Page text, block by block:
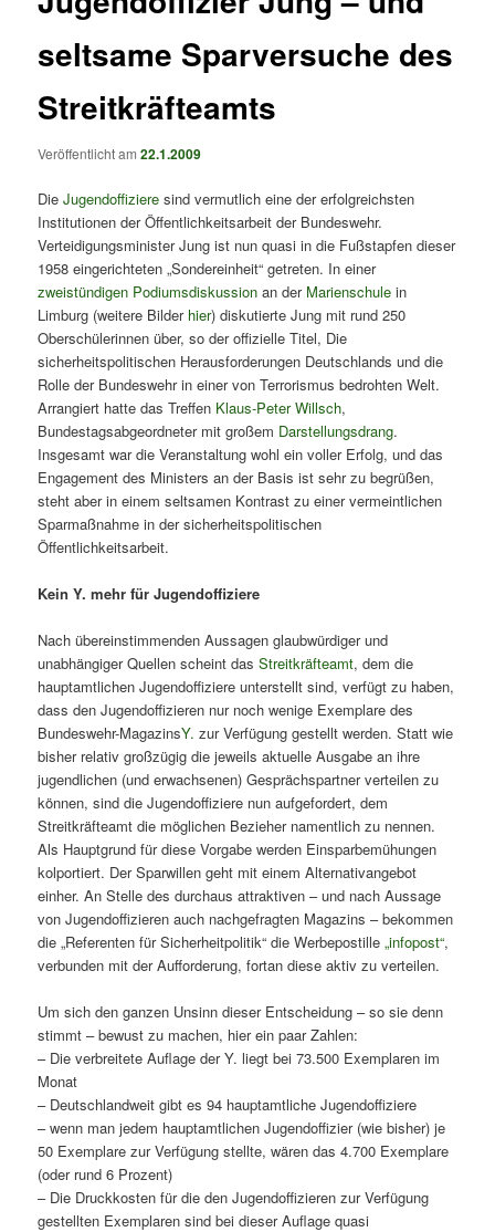
seltsame Sparversuche des
Streitkräfteamts
Veröffentlicht am22.1.2009
DieJugendoffizieresind vermutlich eine der erfolgreichsten
Institutionen der Öffentlichkeitsarbeit der Bundeswehr.
Verteidigungsminister Jung ist nun quasi in die Fußstapfen dieser
1958 eingerichteten „Sondereinheit“ getreten. In einer
zweistündigen Podiumsdiskussion an der Marienschulein
Limburg (weitere Bilder hier) diskutierte Jung mit rund 250
Oberschülerinnen über, so der offizielle Titel, Die
sicherheitspolitischen Herausforderungen Deutschlands und die
Rolle der Bundeswehr in einer von Terrorismus bedrohten Welt.
Arrangiert hatte das Treffen Klaus-Peter Willsch,
Bundestagsabgeordneter mit großem Darstellungsdrang.
Insgesamt war die Veranstaltung wohl ein voller Erfolg, und das
Engagement des Ministers an der Basis ist sehr zu begrüßen,
steht aber in einem seltsamen Kontrast zu einer vermeintlichen
Sparmaßnahme in der sicherheitspolitischen
Öffentlichkeitsarbeit.
Kein Y. mehr für Jugendoffiziere
Nach übereinstimmenden Aussagen glaubwürdiger und
unabhängiger Quellen scheint dasStreitkräfteamt, dem die
hauptamtlichen Jugendoffiziere unterstellt sind, verfügt zu haben,
dass den Jugendoffizieren nur noch wenige Exemplare des
Bundeswehr-MagazinsY. zur Verfügung gestellt werden. Statt wie
bisher relativ großzügig die jeweils aktuelle Ausgabe an ihre
jugendlichen (und erwachsenen) Gesprächspartner verteilen zu
können, sind die Jugendoffiziere nun aufgefordert, dem
Streitkräfteamt die möglichen Bezieher namentlich zu nennen.
Als Hauptgrund für diese Vorgabe werden Einsparbemühungen
kolportiert. Der Sparwillen geht mit einem Alternativangebot
einher. An Stelle des durchaus attraktiven – und nach Aussage
von Jugendoffizieren auch nachgefragten Magazins – bekommen
die „Referenten für Sicherheitpolitik“ die Werbepostille„infopost“,
verbunden mit der Aufforderung, fortan diese aktiv zu verteilen.
Um sich den ganzen Unsinn dieser Entscheidung – so sie denn
stimmt – bewust zu machen, hier ein paar Zahlen:
– Die verbreitete Auflage der Y. liegt bei 73.500 Exemplaren im
Monat
– Deutschlandweit gibt es 94 hauptamtliche Jugendoffiziere
– wenn man jedem hauptamtlichen Jugendoffizier (wie bisher) je
50 Exemplare zur Verfügung stellte, wären das 4.700 Exemplare
(oder rund 6 Prozent)
– Die Druckkosten für die den Jugendoffizieren zur Verfügung
gestellten Exemplaren sind bei dieser Auflage quasi